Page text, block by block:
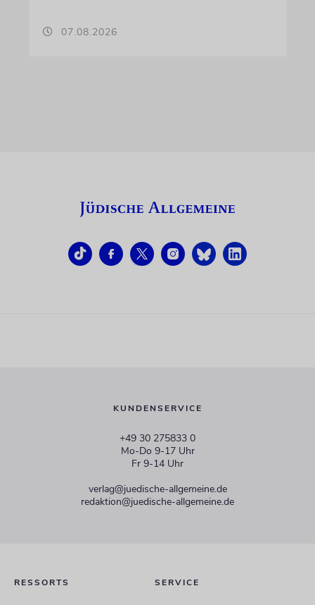
07.08.2026
KUNDENSERVICE
+49 30 275833 0
Mo-Do 9-17 Uhr
Fr 9-14 Uhr
verlag@juedische-allgemeine.de
redaktion@juedische-allgemeine.de
RESSORTS SERVICE